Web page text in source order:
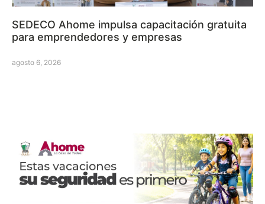
SEDECO Ahome impulsa capacitación gratuita
para emprendedores y empresas
agosto 6, 2026